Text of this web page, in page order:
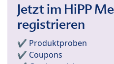
Jetzt im HiPP
registrieren
✔️ Produktproben
✔️ Coupons